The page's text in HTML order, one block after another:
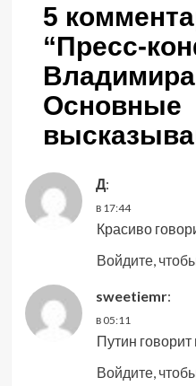
5
“Пресс-
Основные
Д:
в 17:44
Красиво
Войдите,
sweetiemr:
в 05:11
Путин
Войдите,